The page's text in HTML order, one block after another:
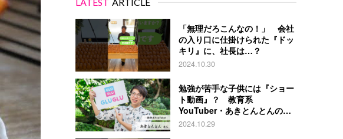
「無理だろこんなの！」 会社
の入り口に仕掛けられた『ドッ
キリ』に、社長は…？
2024.10.30
勉強が苦手な子供には『ショー
ト動画』？ 教育系
YouTuber・あきとんとんの戦
略とは
2024.10.29